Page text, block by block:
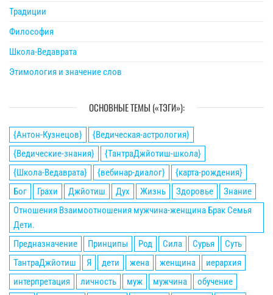
Традиции
Философия
Школа-Ведаврата
Этимология и значение слов
ОСНОВНЫЕ ТЕМЫ («ТЭГИ»):
{Антон-Кузнецов}
{Ведическая-астрология}
{Ведические-знания}
{ТантраДжйотиш-школа}
{Школа-Ведаврата}
{вебинар-диалог}
{карта-рождения}
Бог
Грахи Джйотиш Дух Жизнь Здоровье
Знание
Отношения Взаимоотношения мужчина-женщина Брак Семья
Дети.
Предназначение
Принципы Род Сила Сурья
Суть
ТантраДжйотиш
Я дети жена женщина
иерархия
интерпретация
личность муж мужчина
обучение